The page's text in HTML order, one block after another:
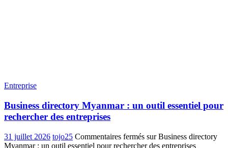
Entreprise
Business directory Myanmar : un outil essentiel pour
rechercher des entreprises
31 juillet 2026 tojo25 Commentaires fermés sur Business directory
Myanmar : un outil essentiel pour rechercher des entreprises